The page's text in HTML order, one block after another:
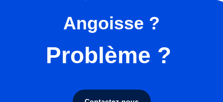
Angoisse ?
Problème ?